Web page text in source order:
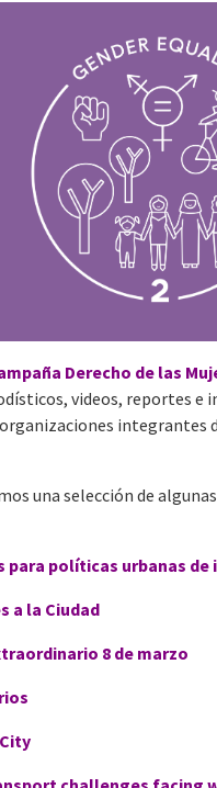
Derecho de las
videos, reportes e
una selección de
para políticas urbanas de
a la Ciudad
8 de marzo